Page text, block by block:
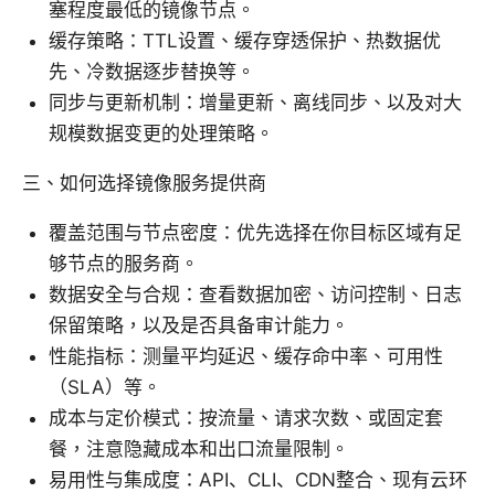
塞程度最低的镜像节点。
缓存策略：TTL设置、缓存穿透保护、热数据优
先、冷数据逐步替换等。
同步与更新机制：增量更新、离线同步、以及对大
规模数据变更的处理策略。
三、如何选择镜像服务提供商
覆盖范围与节点密度：优先选择在你目标区域有足
够节点的服务商。
数据安全与合规：查看数据加密、访问控制、日志
保留策略，以及是否具备审计能力。
性能指标：测量平均延迟、缓存命中率、可用性
（SLA）等。
成本与定价模式：按流量、请求次数、或固定套
餐，注意隐藏成本和出口流量限制。
易用性与集成度：API、CLI、CDN整合、现有云环